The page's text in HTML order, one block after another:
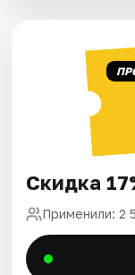
Скидка
Применили: 2